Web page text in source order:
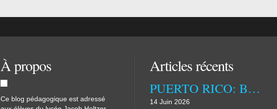
À propos
Ce blog pédagogique est adressé
Articles récents
PUERTO RICO: BETWEEN US INFLUENCE AND IDENTITY ASSERTION
14 Juin 2026